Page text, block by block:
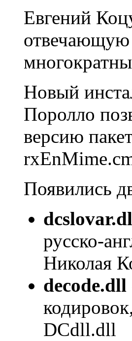
Евгений
отвечающую
Новый
Поролло
версию
Появились
русско-
Николая
decode.dll
DCdll.dll